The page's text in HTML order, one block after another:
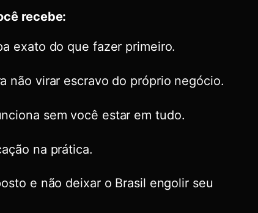
recebe:
exato do que fazer primeiro.
não virar escravo do próprio negócio.
sem você estar em tudo.
na prática.
e não deixar o Brasil engolir seu